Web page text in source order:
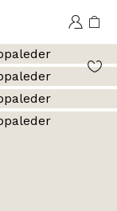
MiuMiu logo